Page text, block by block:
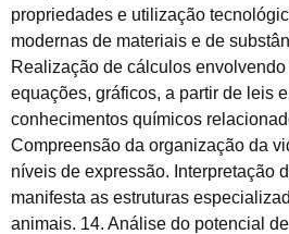
propriedades e utilização
modernas de materiais e de
Realização de cálculos
equações, gráficos, a partir de leis
conhecimentos químicos
Compreensão da organização da
níveis de expressão. Interpretação
manifesta as estruturas
animais. 14. Análise do potencial